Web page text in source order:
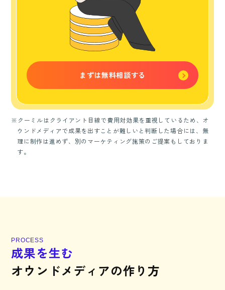
まずは無料相談する
※クーミルはクライアント目線で費用対効果を重視しているため、オ
ウンドメディアで成果を出すことが難しいと判断した場合には、無
理に制作は進めず、別のマーケティング施策のご提案もしておりま
す。
P ROC ESS
成果を生む
オ ウ ン ドメ ディ アの作 り 方